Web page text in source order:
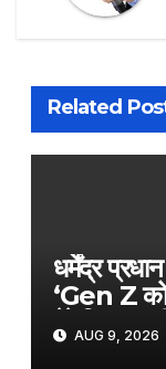
Related
धर्मेंद्र
‘Gen Z
मेरे लिए
2026 at
AUG 9, 2026